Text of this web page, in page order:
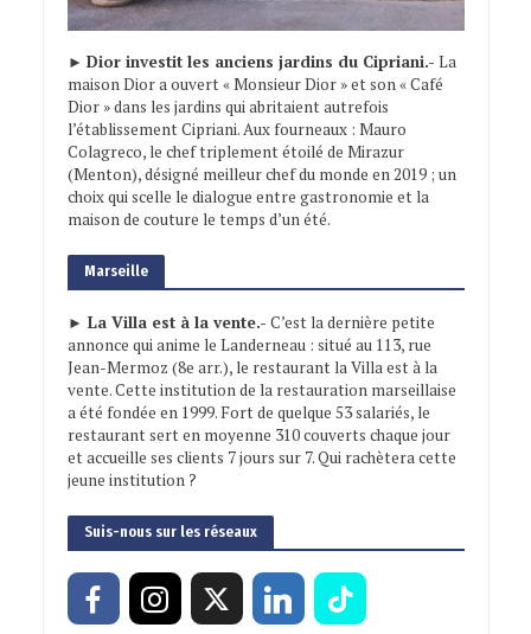
► Dior investit les anciens jardins du Cipriani.- La
maison Dior a ouvert « Monsieur Dior » et son « Café
Dior » dans les jardins qui abritaient autrefois
l’établissement Cipriani. Aux fourneaux : Mauro
Colagreco, le chef triplement étoilé de Mirazur
(Menton), désigné meilleur chef du monde en 2019 ; un
choix qui scelle le dialogue entre gastronomie et la
maison de couture le temps d’un été.
Marseille
► La Villa est à la vente.- C’est la dernière petite
annonce qui anime le Landerneau : situé au 113, rue
Jean-Mermoz (8e arr.), le restaurant la Villa est à la
vente. Cette institution de la restauration marseillaise
a été fondée en 1999. Fort de quelque 53 salariés, le
restaurant sert en moyenne 310 couverts chaque jour
et accueille ses clients 7 jours sur 7. Qui rachètera cette
jeune institution ?
Suis-nous sur les réseaux